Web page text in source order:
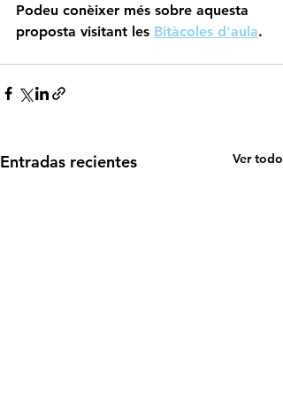
Podeu conèixer més sobre aquesta
proposta visitant les Bitàcoles d'aula.
Entradas recientes Ver todo